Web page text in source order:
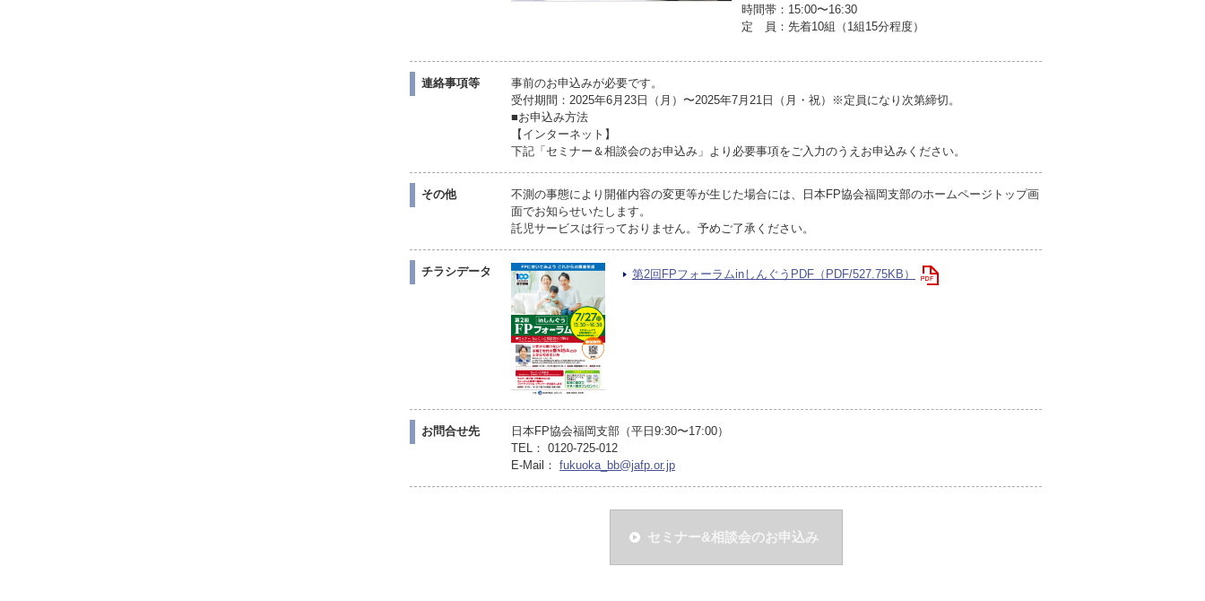
時間帯：15:00〜16:30
定 員：先着10組（1組15分程度）
連絡事項等
事前のお申込みが必要です。
受付期間：2025年6月23日（月）〜2025年7月21日（月・祝）※定員になり次第締切。
■お申込み方法
【インターネット】
下記「セミナー＆相談会のお申込み」より必要事項をご入力のうえお申込みください。
その他
不測の事態により開催内容の変更等が生じた場合には、日本FP協会福岡支部のホームページトップ画
面でお知らせいたします。
託児サービスは行っておりません。予めご了承ください。
チラシデータ 第2回FPフォーラムinしんぐうPDF（PDF/527.75KB）
お問合せ先
日本FP協会福岡支部（平日9:30〜17:00）
TEL： 0120-725-012
E-Mail： fukuoka_bb@jafp.or.jp
セミナー&相談会のお申込み